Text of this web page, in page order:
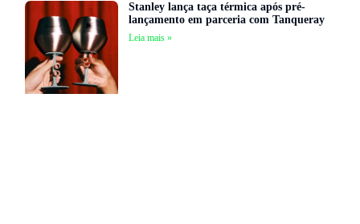
Stanley lança taça térmica após pré-
lançamento em parceria com Tanqueray
Leia mais »